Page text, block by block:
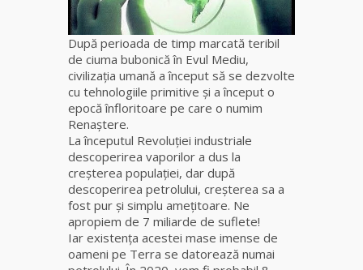
Celebra
vrăjitoare
singura
vindecătoare
După perioada de timp marcată teribil
de ciuma bubonică în Evul Mediu,
civilizaţia umană a început să se dezvolte
cu tehnologiile primitive şi a început o
epocă înfloritoare pe care o numim
Renaştere.
La începutul Revoluţiei industriale
descoperirea vaporilor a dus la
creşterea populaţiei, dar după
descoperirea petrolului, creşterea sa a
fost pur şi simplu ameţitoare. Ne
apropiem de 7 miliarde de suflete!
Iar existenţa acestei mase imense de
oameni pe Terra se datorează numai